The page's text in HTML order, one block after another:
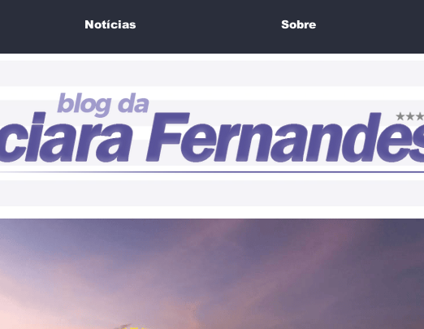
Notícias Sobre